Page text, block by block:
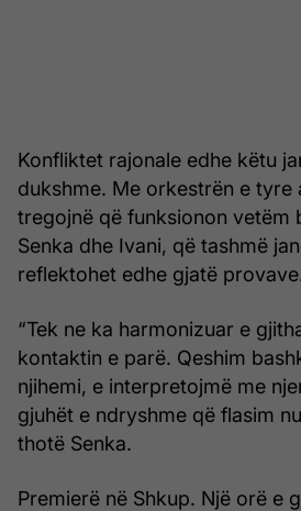
Konfliktet rajonale edhe këtu
dukshme. Me orkestrën e tyre
tregojnë që funksionon vetëm
Senka dhe Ivani, që tashmë
reflektohet edhe gjatë
“Tek ne ka harmonizuar e
kontaktin e parë. Qeshim
njihemi, e interpretojmë me
gjuhët e ndryshme që flasim
thotë Senka.
Premierë në Shkup. Një orë e